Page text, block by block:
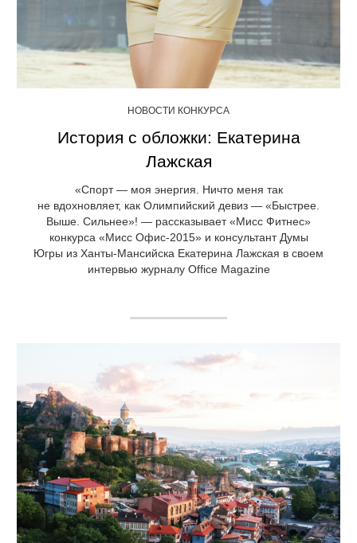
НОВОСТИ КОНКУРСА
История с обложки: Екатерина
Лажская
«Спорт — моя энергия. Ничто меня так
не вдохновляет, как Олимпийский девиз — «Быстрее.
Выше. Сильнее»! — рассказывает «Мисс Фитнес»
конкурса «Мисс Офис-2015» и консультант Думы
Югры из Ханты-Мансийска Екатерина Лажская в своем
интервью журналу Office Magazine